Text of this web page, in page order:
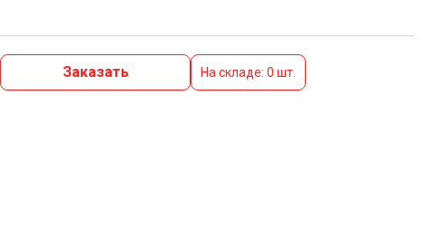
Заказать На складе: 0 шт.